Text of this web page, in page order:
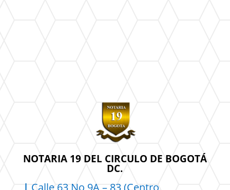
NOTARIA 19 DEL CIRCULO DE BOGOTÁ
DC.
| Calle 63 No 9A – 83 (Centro